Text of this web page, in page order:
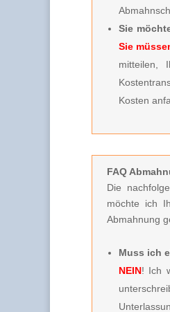
Sie
Sie
mitteilen,
Kosten
FAQ
Die
möchte ich
Abmahnung
Muss ich
NEIN! Ich